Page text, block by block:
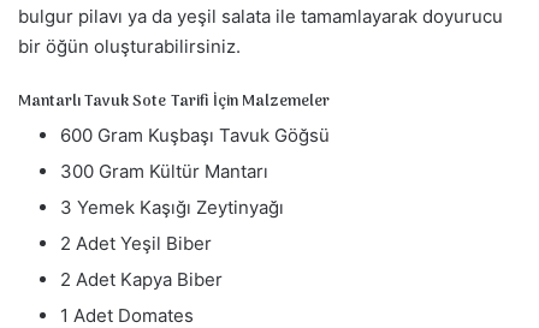
bulgur pilavı ya da yeşil salata ile tamamlayarak doyurucu
bir öğün oluşturabilirsiniz.
Mantarlı Tavuk Sote Tarifi İçin Malzemeler
600 Gram Kuşbaşı Tavuk Göğsü
300 Gram Kültür Mantarı
3 Yemek Kaşığı Zeytinyağı
2 Adet Yeşil Biber
2 Adet Kapya Biber
1 Adet Domates